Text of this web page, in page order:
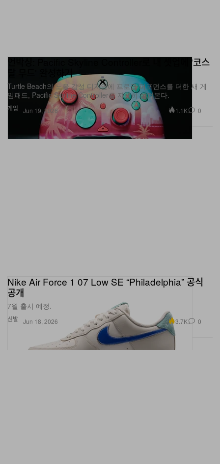
게임
언박싱: Pacific Skyline Controller로 내 셋업에 ‘코스
탈 무드’ 완성하기
Turtle Beach의 노을 감성 디자인에 프로급 퍼포먼스를 더한 새 게
임패드, Pacific Skyline Controller를 자세히 살펴본다.
Jun 19, 2026 1.1K 0
신발
Nike Air Force 1 07 Low SE “Philadelphia” 공식
공개
7월 출시 예정.
Jun 18, 2026 3.7K 0